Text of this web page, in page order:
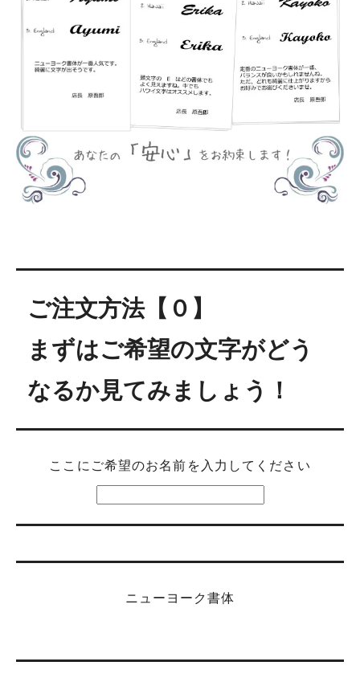
ご注文方法【０】
まずはご希望の文字がどう
なるか見てみましょう！
ここにご希望のお名前を入力してください
ニューヨーク書体